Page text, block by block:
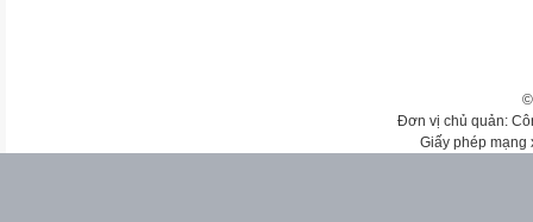
Đơn vị chủ quản:
Giấy phép mạng